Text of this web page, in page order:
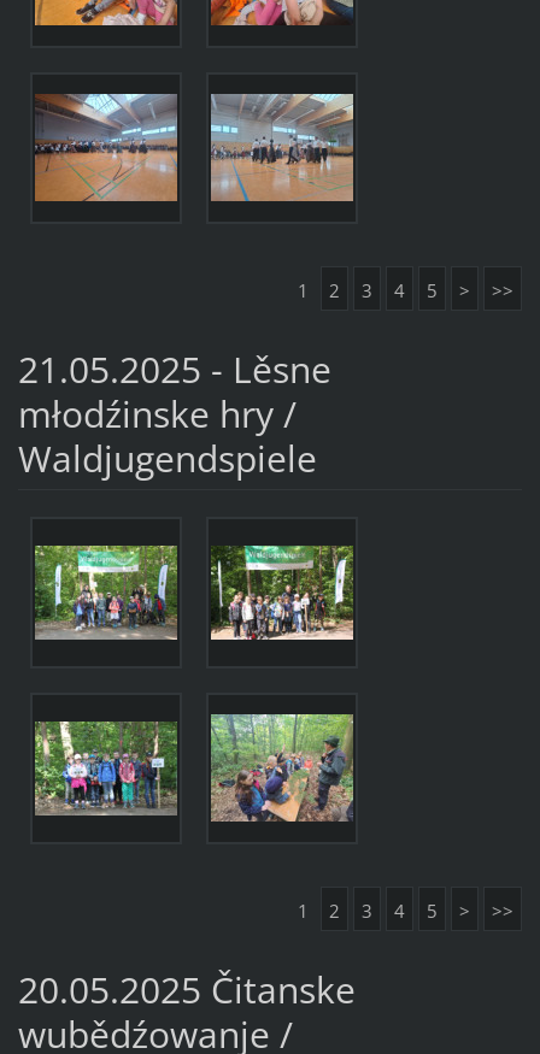
1 2 3 4 5 > >>
21.05.2025 - Lěsne
młodźinske hry /
Waldjugendspiele
1 2 3 4 5 > >>
20.05.2025 Čitanske
wubědźowanje /